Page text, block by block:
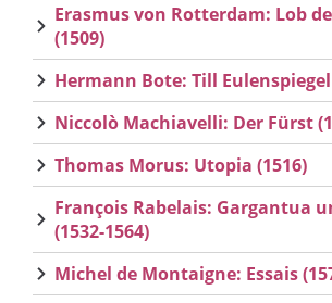
Erasmus von Rotterdam: Lob
(1509)
Hermann Bote: Till Eulenspiegel
Niccolò Machiavelli: Der Fürst
Thomas Morus: Utopia (1516)
François Rabelais: Gargantua
(1532-1564)
Michel de Montaigne: Essais